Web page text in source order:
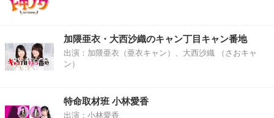
加隈亜衣・大西沙織のキャン丁目キャン番地
出演：加隈亜衣（亜衣キャン）、大西沙織 （さおキャ
ン）
特命取材班 小林愛香
出演：小林愛香